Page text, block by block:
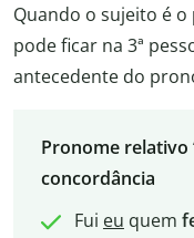
Quando o sujeito é o
pode ficar na 3ª
antecedente do
Pronome relativo
concordância
Fui eu quem